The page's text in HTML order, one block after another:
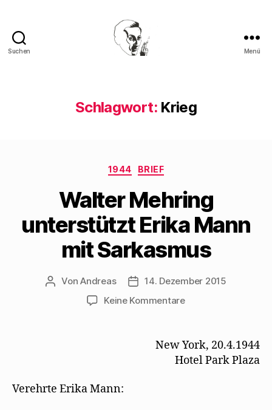
Suchen Menü
Schlagwort: Krieg
Kategorien
1944 BRIEF
Walter Mehring
unterstützt Erika Mann
mit Sarkasmus
Beitragsautor
VonAndreas Beitragsdatum
14. Dezember 2015
Keine Kommentarezu
unterstützt
Erika
Mann
New York, 20.4.1944
Hotel Park Plaza
Verehrte Erika Mann: